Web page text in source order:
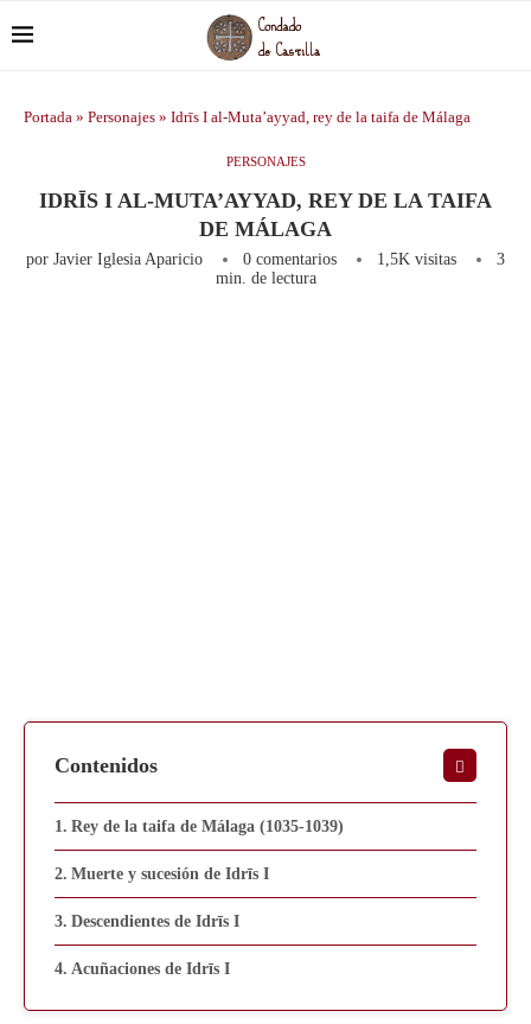
Portada » Personajes » Idrīs I al-Muta’ayyad, rey de la taifa de Málaga
PERSONAJES
IDRĪS I AL-MUTA’AYYAD, REY DE LA TAIFA
DE MÁLAGA
por Javier Iglesia Aparicio 0 comentarios 1,5K visitas
3
min. de lectura
Contenidos
Rey de la taifa de Málaga (1035-1039)
Muerte y sucesión de Idrīs I
Descendientes de Idrīs I
Acuñaciones de Idrīs I